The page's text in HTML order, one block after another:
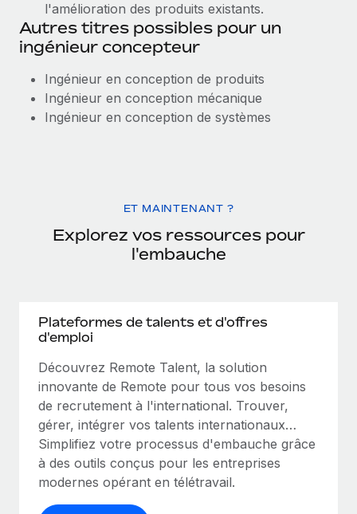
l'amélioration des produits existants.
Autres titres possibles pour un
ingénieur concepteur
Ingénieur en conception de produits
Ingénieur en conception mécanique
Ingénieur en conception de systèmes
ET MAINTENANT ?
Explorez vos ressources pour
l'embauche
Plateformes de talents et d'offres
d'emploi
Découvrez Remote Talent, la solution
innovante de Remote pour tous vos besoins
de recrutement à l'international. Trouver,
gérer, intégrer vos talents internationaux…
Simplifiez votre processus d'embauche grâce
à des outils conçus pour les entreprises
modernes opérant en télétravail.